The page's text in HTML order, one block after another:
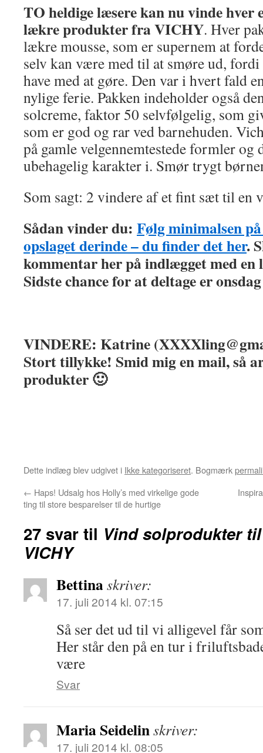
TO heldige læsere kan nu vinde hver
lækre produkter fra VICHY. Hver
lækre mousse, som er supernem at
selv kan være med til at smøre ud, fordi
have med at gøre. Den var i hvert fald
nylige ferie. Pakken indeholder også
solcreme, faktor 50 selvfølgelig, som
som er god og rar ved barnehuden.
på gamle velgennemtestede formler og
ubehagelig karakter i. Smør trygt
Som sagt: 2 vindere af et fint sæt til en
Sådan vinder du: Følg minimalsen
opslaget derinde – du finder det her.
kommentar her på indlægget med en
Sidste chance for at deltage er
VINDERE: Katrine
Stort tillykke! Smid mig en mail, så
produkter 🙂
Dette indlæg blev udgivet i Ikke kategoriseret. Bogmærk
← Haps! Udsalg hos Holly’s med virkelige gode
ting til store besparelser til de hurtige
27 svar til Vind solprodukter
VICHY
Bettinaskriver:
17. juli 2014 kl. 07:15
Så ser det ud til vi alligevel får
Her står den på en tur i
være
Svar
Maria Seidelinskriver:
17. juli 2014 kl. 08:05